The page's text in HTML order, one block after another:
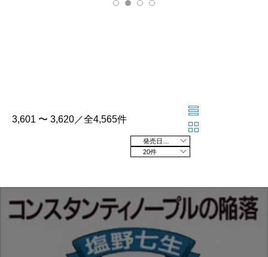
3,601 〜 3,620／全4,565件
20件